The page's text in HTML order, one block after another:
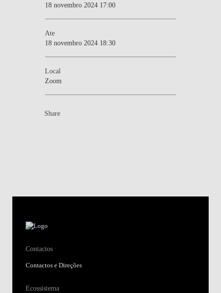
18 novembro 2024 17:00
Ate
18 novembro 2024 18:30
Local
Zoom
Share
Contactos
Contactos e Direções
Ecossistema